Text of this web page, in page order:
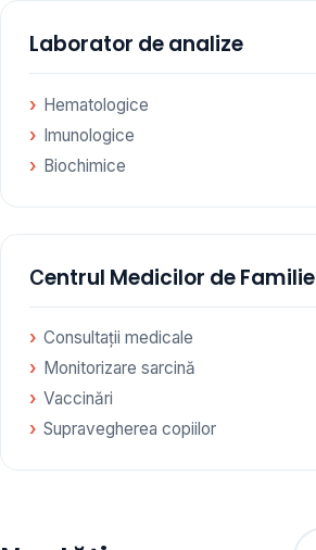
Laborator de analize
Hematologice
Imunologice
Biochimice
Сentrul Medicilor de Familie
Consultații medicale
Monitorizare sarcină
Vaccinări
Supravegherea copiilor